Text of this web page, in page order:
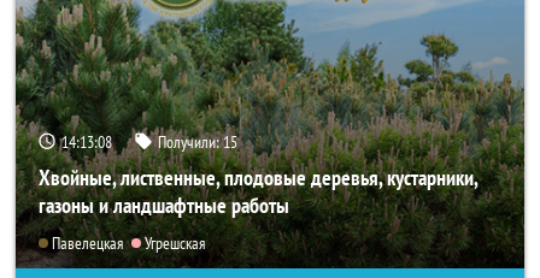
14:13:07 Получили:15
Хвойные, лиственные, плодовые деревья, кустарники,
газоны и ландшафтные работы
Павелецкая Угрешская